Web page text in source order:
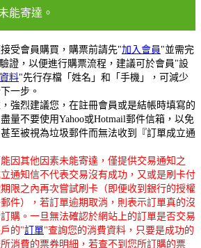
能寄達。
受會員購買，購票前請先"加入會員 "並需完
證，以便進行購票流程，建議可於會員"設
料"先行存檔「姓名」和「手機」，可減少
一步。
強烈建議您，在註冊會員或是結帳時填寫的
量不要使用Yahoo或Hotmail郵件信箱，以免
至被視為垃圾郵件而無法收到『訂單成立通
因其他因素未能寄達，僅提供交易通知之
通知信不代表交易沒有成功，又或是刷卡付
限之內再次嘗試刷卡（即便收到銀行的授權
件），若訂單逾期取消，則表示訂單真的沒
購。一旦無法確認於網站上的訂單是否交易
的"訂單"查詢您的消費資料，只要是成功的
消費的票券明細，若查不到您所訂購的票